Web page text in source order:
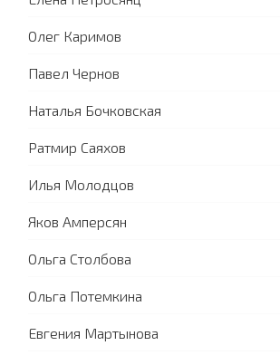
Олег Каримов
Павел Чернов
Наталья Бочковская
Ратмир Саяхов
Илья Молодцов
Яков Амперсян
Ольга Столбова
Ольга Потемкина
Евгения Мартынова